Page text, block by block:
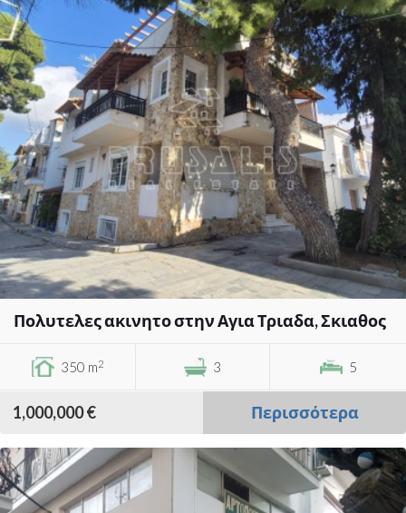
Πολυτελες ακινητο στην Αγια Τριαδα, Σκιαθος
350 m2 3 5
1,000,000 € Περισσότερα